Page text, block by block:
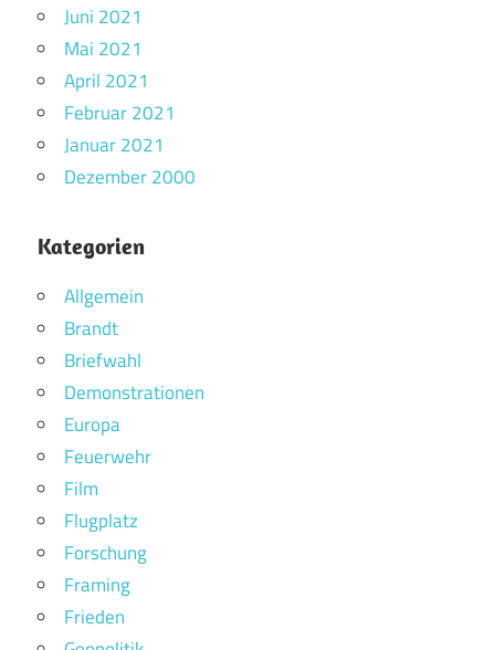
Juni 2021
Mai 2021
April 2021
Februar 2021
Januar 2021
Dezember 2000
Kategorien
Allgemein
Brandt
Briefwahl
Demonstrationen
Europa
Feuerwehr
Film
Flugplatz
Forschung
Framing
Frieden